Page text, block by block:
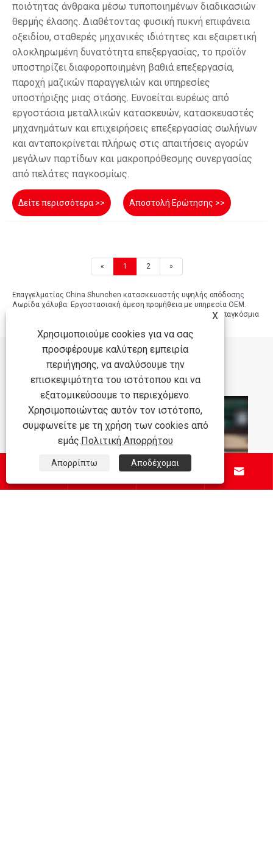
ποιότητας άνθρακα μέσω τυποποιημένων διαδικασιών
θερμής έλασης. Διαθέτοντας φυσική πυκνή επιφάνεια
οξειδίου, σταθερές μηχανικές ιδιότητες και εξαιρετική
ολοκληρωμένη δυνατότητα επεξεργασίας, το προϊόν
υποστηρίζει διαφοροποιημένη βαθιά επεξεργασία,
παροχή μαζικών παραγγελιών και υπηρεσίες
υποστήριξης μιας στάσης. Ευνοείται ευρέως από
εργοστάσια μεταλλικών κατασκευών, κατασκευαστές
μηχανημάτων και επιχειρήσεις επεξεργασίας σωλήνων
και ανταποκρίνεται πλήρως στις απαιτήσεις αγορών
μεγάλων παρτίδων και μακροπρόθεσμης συνεργασίας
από πελάτες παγκοσμίως.
Δείτε περισσότερα >> Αποστολή Ερώτησης >>
« 1 2 »
Επαγγελματίας China Shunchen κατασκευαστής υψηλής απόδοσης
Λωρίδα χάλυβα. Εργοστασιακή άμεση προμήθεια με υπηρεσία OEM.
Προηγμένη σχεδίαση και ποιότητα εύκολης συντήρησης για παγκόσμια
Συστάσεις ειδήσεων
 
X
Χρησιμοποιούμε cookies για να σας
προσφέρουμε καλύτερη εμπειρία
περιήγησης, να αναλύσουμε την
επισκεψιμότητα του ιστότοπου και να
εξατομικεύσουμε το περιεχόμενο.
Χρησιμοποιώντας αυτόν τον ιστότοπο,
συμφωνείτε με τη χρήση των cookies από
εμάς.Πολιτική Απορρήτου
Απορρίπτω Αποδέχομαι